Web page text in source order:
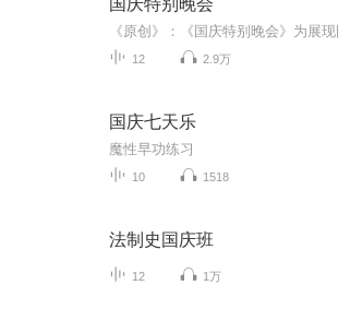
12 2.9万
国庆七天乐
魔性早功练习
10 1518
法制史国庆班
12 1万